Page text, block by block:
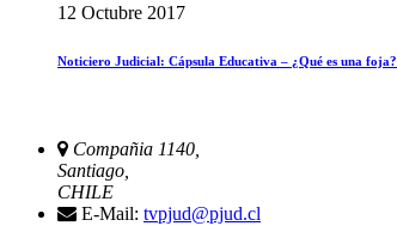
12 Octubre 2017
Noticiero Judicial: Cápsula Educativa – ¿Qué es una foja?
Compañia 1140,
Santiago,
CHILE
E-Mail: tvpjud@pjud.cl